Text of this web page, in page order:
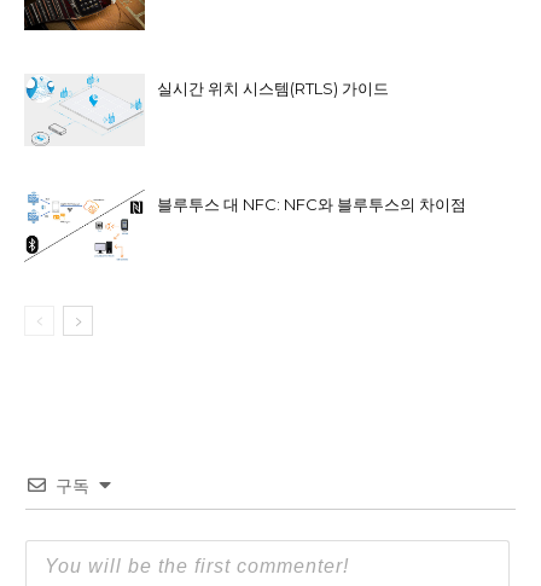
실시간 위치 시스템(RTLS) 가이드
블루투스 대 NFC: NFC와 블루투스의 차이점
구독